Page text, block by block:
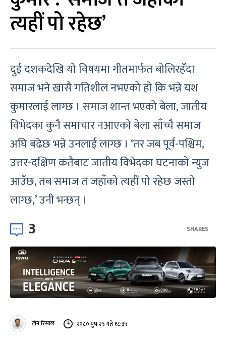
त्यहीं पो रहेछ’
दुई दशकदेखि यो विषयमा गीतमार्फत बोलिरहँदा
समाज भने खासै गतिशील नभएको हो कि भन्ने यश
कुमारलाई लाग्छ । समाज शान्त भएको बेला, जातीय
विभेदका कुनै समाचार नआएको बेला साँच्चै समाज
अघि बढेछ भन्ने उनलाई लाग्छ । ‘तर जब पूर्व-पश्चिम,
उत्तर-दक्षिण कतैबाट जातीय विभेदका घटनाको न्युज
आउँछ, तब समाज त जहाँको त्यहीं पो रहेछ जस्तो
लाग्छ,’ उनी भन्छन् ।
3 SHARES
खेम रिसाल २०८० पुष २५ गते १८:३५